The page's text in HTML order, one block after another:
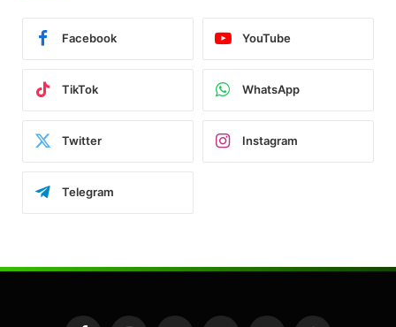
Facebook YouTube
TikTok WhatsApp
Twitter Instagram
Telegram